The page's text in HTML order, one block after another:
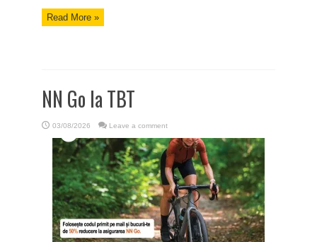
Read More »
NN Go la TBT
03/08/2026 Leave a comment